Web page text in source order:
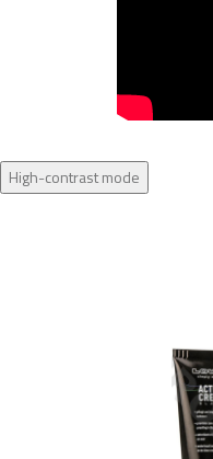
High-contrast mode